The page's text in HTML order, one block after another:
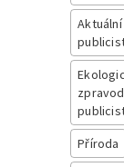
Aktuální
Příroda